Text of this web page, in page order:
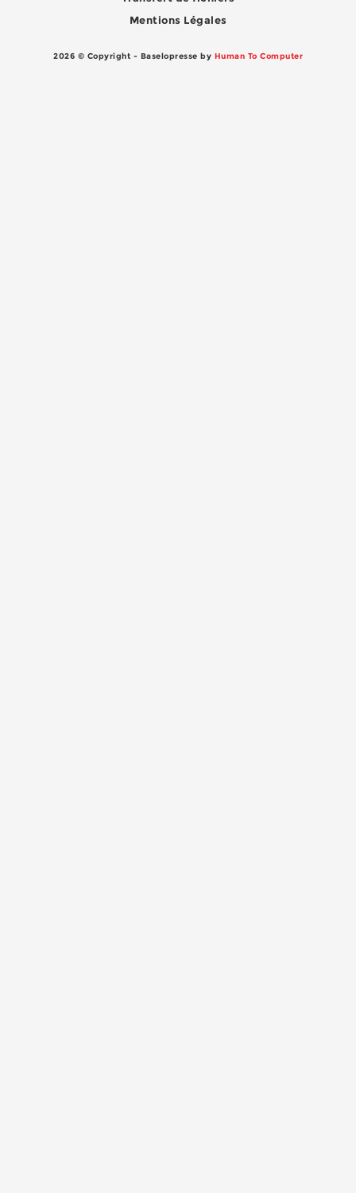
Mentions Légales
2026 © Copyright - Baselopresse by Human To Computer